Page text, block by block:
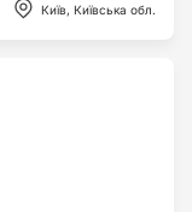
Київ, Київська обл.